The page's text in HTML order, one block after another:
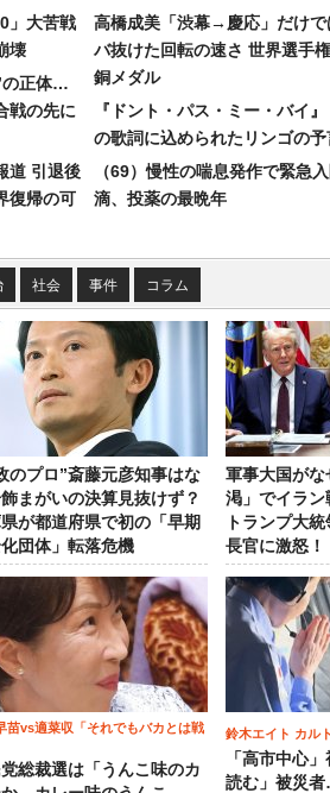
」大苦戦
壊
の正体…
戦の先に
道 引退後
復帰の可
高橋成美「渋幕→慶応」だけで
バ抜けた回転の速さ 世界選手
銅メダル
『ドント・パス・ミー・バイ
の歌詞に込められたリンゴの予
（69）慢性の喘息発作で緊急
滴、投薬の最晩年
社会 事件 コラム
のプロ”斎藤元彦知事はな
まがいの決算見抜けず？
が都道府県で初の「早期
団体」転落危機
軍事大国が
渇」でイラ
トランプ大
長官に激怒！
苗vs適菜収「それでもバカとは戦
総裁選は「うんこ味のカ
鈴木エイト カル
「高市中心
読む」被災